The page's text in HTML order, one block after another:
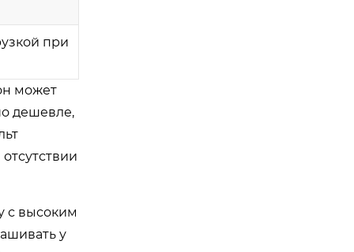
при
может
дешевле,
с высоким
у